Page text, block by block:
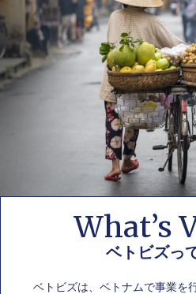
What’s
ベトビズっ
ベトビズは、ベトナムで事業を